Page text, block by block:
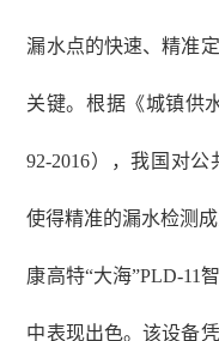
漏水点的快速、精准
关键。根据《城镇供
92-2016），我国对
使得精准的漏水检测成
康高特“大海”PLD-11
中表现出色。该设备